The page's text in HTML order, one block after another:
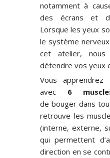
notamment à
des écrans et
Lorsque les yeux
le système
cet atelier, nous
détendre vos yeux
Vous apprendrez
avec 6
de bouger dans
retrouve les
(interne, externe,
qui permettent
direction en se